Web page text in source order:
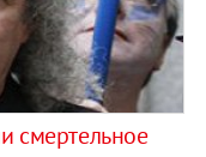
смертельное